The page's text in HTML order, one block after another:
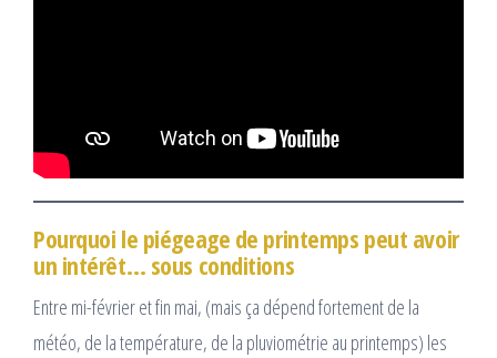
Pourquoi le piégeage de printemps peut avoir
un intérêt… sous conditions
Entre mi-février et fin mai, (mais ça dépend fortement de la
météo, de la température, de la pluviométrie au printemps) les